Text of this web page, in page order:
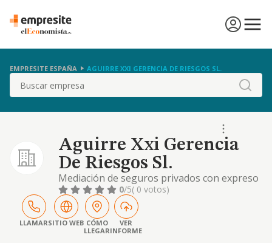
EMPRESITE ESPAÑA AGUIRRE XXI GERENCIA DE RIESGOS SL.
Buscar
Aguirre Xxi Gerencia
De Riesgos Sl.
Mediación de seguros privados con expreso
sometimiento a la legislación vigente o que
pueda estarlo en el futuro en materia de
mediación de seguros privados. auxiliar
externo de seguros. servicios
administrativos externos a empresas de
0/5( 0 votos)
LLAMARSITIO WEB CÓMO
LLEGAR
VER
INFORME